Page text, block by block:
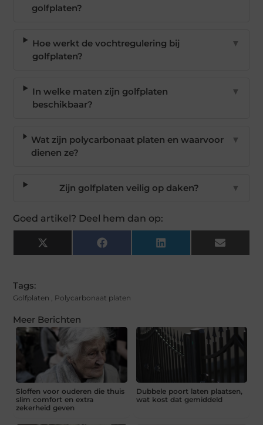
golfplaten?
Hoe werkt de vochtregulering bij
golfplaten?
▼
In welke maten zijn golfplaten
beschikbaar?
▼
Wat zijn polycarbonaat platen en waarvoor
dienen ze?
▼
Zijn golfplaten veilig op daken? ▼
Goed artikel? Deel hem dan op:
X
(Twitter)
Facebook LinkedIn Email
Tags:
Golfplaten , Polycarbonaat platen
Meer Berichten
Sloffen voor ouderen die thuis
slim comfort en extra
zekerheid geven
Dubbele poort laten plaatsen,
wat kost dat gemiddeld